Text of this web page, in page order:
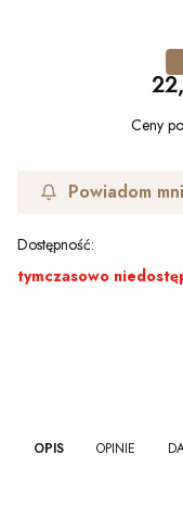
Ceny
Powiadom
Dostępność:
tymczasowo
OPIS OPINIE